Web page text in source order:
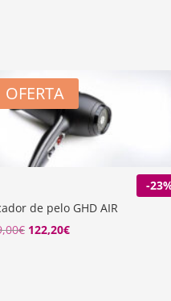
OFERTA
-
de pelo GHD AIR
€ El
122,20€El